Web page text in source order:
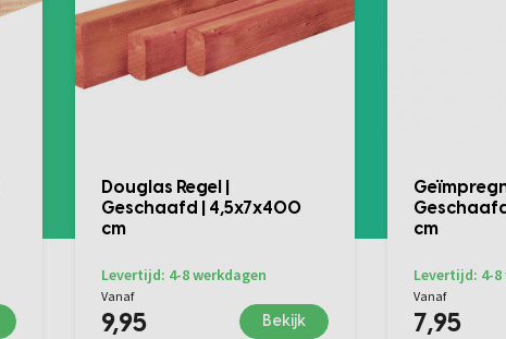
Douglas Regel |
Geschaafd | 4,5x7x400
cm
Levertijd: 4-8 werkdagen
Vanaf
9,95 Bekijk
cm
Levertijd: 4-8
Vanaf
7,95